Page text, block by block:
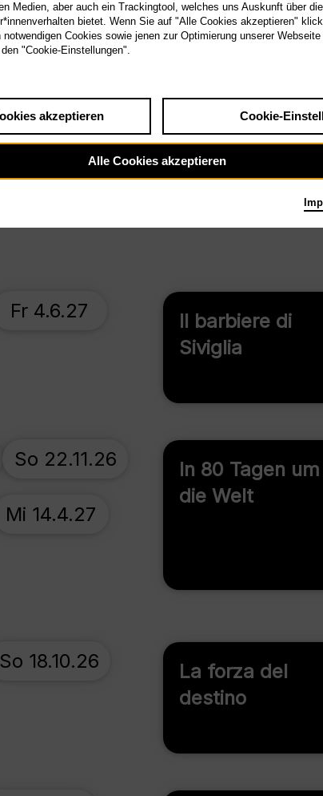
Il barbiere di
Siviglia
Fr 4.6.27
In 80 Tagen um
die Welt
So 22.11.26
Mi 14.4.27
La forza del
destino
So 18.10.26
Medien, aber auch ein Trackingtool, welches uns Auskunft über
bietet. Wenn Sie auf "Alle Cookies akzeptieren"
Cookies sowie jenen zur Optimierung unserer
"Cookie-Einstellungen".
akzeptieren Cookie-
Alle Cookies akzeptieren